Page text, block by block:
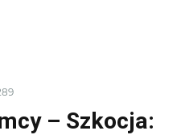
– Szkocja: